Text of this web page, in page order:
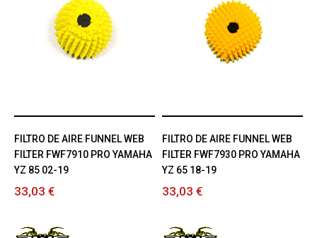
FILTRO DE AIRE FUNNEL WEB
FILTER FWF7910 PRO YAMAHA
YZ 85 02-19
33,03 €
FILTRO DE AIRE FUNNEL WEB
FILTER FWF7930 PRO YAMAHA
YZ 65 18-19
33,03 €